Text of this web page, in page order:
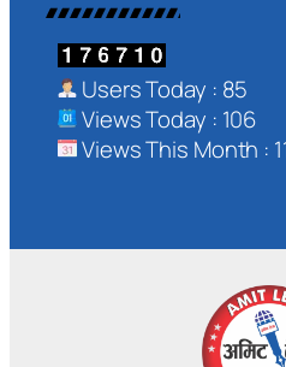
Users Today : 85
Views Today : 106
Views This Month :